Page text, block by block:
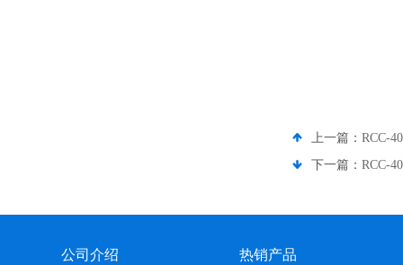
上一篇： RCC-
下一篇： RCC-
公司介绍 热销产品